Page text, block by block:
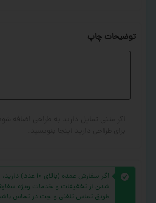
توضیحات چاپ
اگر سفارش عمده (بالای
شدن از تخفیفات و خدمات ویژه
طریق تماس تلفنی و چت در تماس